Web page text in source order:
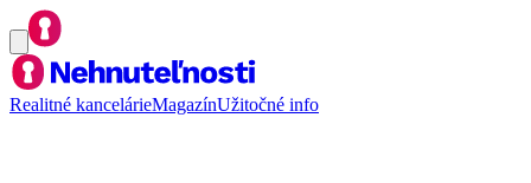
Realitné kancelárieMagazínUžitočné info